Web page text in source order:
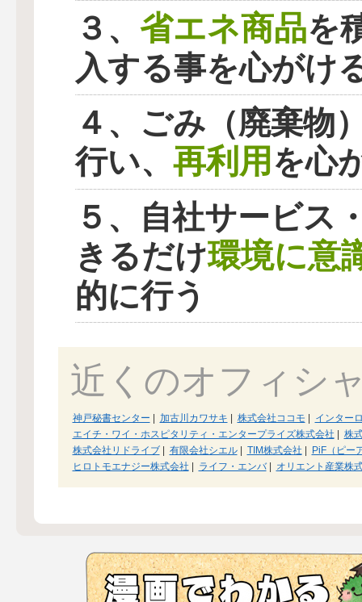
３、 省エネ商品を
入する事を心がけ
４、ごみ（廃棄物
行い、 再利用を心
５、自社サービス
きるだけ環境に意
的に行う
近くのオフィシ
神戸秘書センター 加古川カワサキ 株式会社ココモ
インター
エイチ・ワイ・ホスピタリティ・エンタープライズ株式会社
株
株式会社リドライブ| 有限会社シエル| TIM株式会社
PiF（ピー
ヒロトモエナジー株式会社
ライフ・エンバ| オリエント産業株